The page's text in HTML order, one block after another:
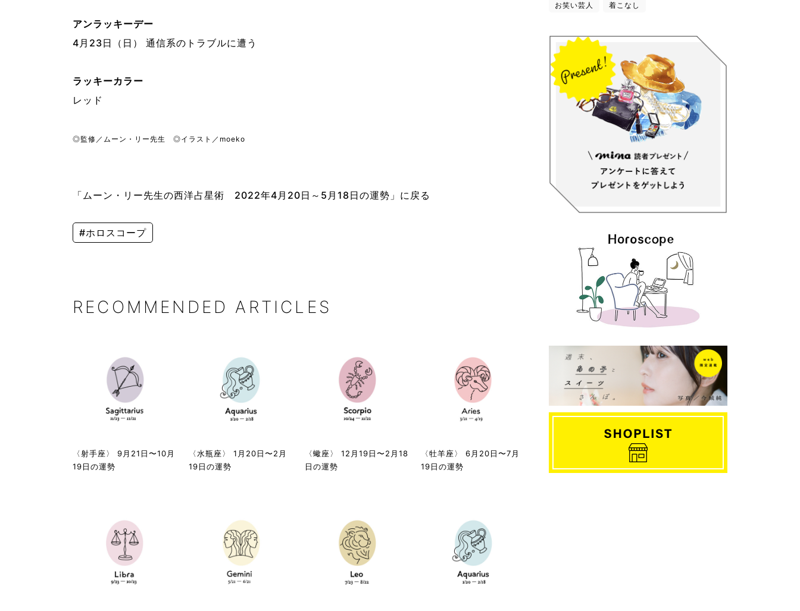
アンラッキーデー
4月 23日 （日） 通信系のトラブルに遭う
ラッキーカラー
レッ ド
◎監修／ムーン・リー先生 ◎イラスト／moeko
「ムーン・リー先生の西洋占星術 2022年4月20日～5月18日の運勢」に戻る
#ホロスコープ
RECOMMENDED ARTICLES
〈射手座〉 9月21日〜10月
19日の運勢
〈水瓶座〉 1月20日〜2月
19日の運勢
〈蠍座〉 12月19日〜2月18
日の運勢
〈牡羊座〉 6月20日〜7月
19日の運勢
お笑い芸人 着こなし